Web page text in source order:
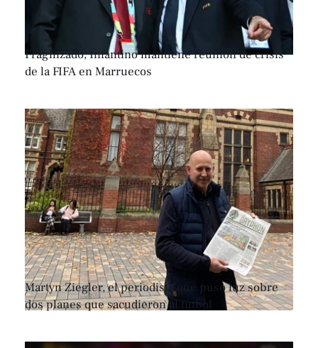
Fragilizado, Infantino mantiene reunión de crisis
de la FIFA en Marruecos
Martyn Ziegler, el periodista que puso luz sobre
dos planes que sacudieron al fútbol